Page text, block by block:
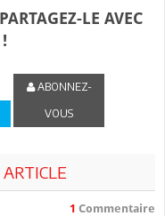
LE AVEC
ABONNEZ-
VOUS
1 Commentaire